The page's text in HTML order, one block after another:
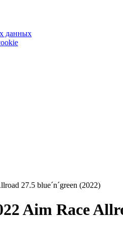
данных
27.5 blue´n´green (2022)
Aim Race